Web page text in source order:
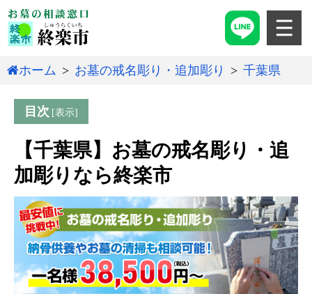
ホーム お墓の戒名彫り・追加彫り 千葉県
目次
【千葉県】お墓の戒名彫り・追
加彫りなら終楽市